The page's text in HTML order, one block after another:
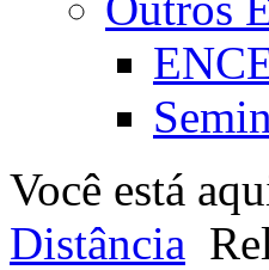
Você está
Distância